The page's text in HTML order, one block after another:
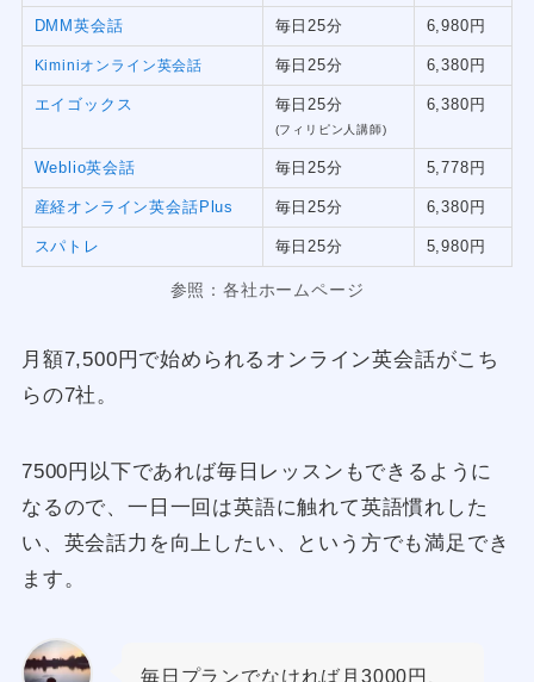
DMM英会話 毎日25分 6,980円
Kiminiオンライン英会話 毎日25分 6,380円
エイゴックス 毎日25分
(フィリピン人講師)
6,380円
Weblio英会話 毎日25分 5,778円
産経オンライン英会話Plus 毎日25分 6,380円
スパトレ 毎日25分 5,980円
参照：各社ホームページ
月額7,500円で始められるオンライン英会話がこち
らの7社。
7500円以下であれば毎日レッスンもできるように
なるので、一日一回は英語に触れて英語慣れした
い、英会話力を向上したい、という方でも満足でき
ます。
毎日プランでなければ月3000円、